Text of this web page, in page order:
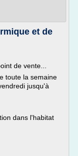
et de
de vente...
toute la semaine
jusqu'à
dans l'habitat